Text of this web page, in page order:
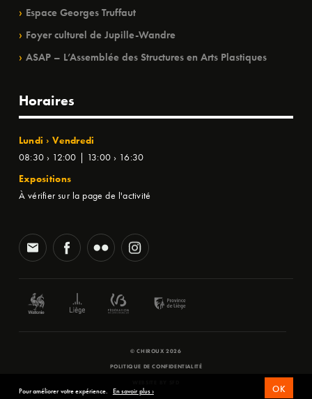
Espace Georges Truffaut
Foyer culturel de Jupille-Wandre
ASAP – L’Assemblée des Structures en Arts Plastiques
Horaires
Lundi › Vendredi
08:30 › 12:00 | 13:00 › 16:30
Expositions
À vérifier sur la page de l'activité
© CHIROUX 2026
POLITIQUE DE CONFIDENTIALITÉ
Pour améliorer votre expérience. En savoir plus › OK